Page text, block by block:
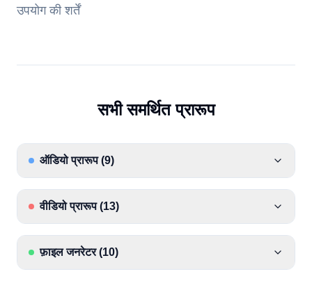
उपयोग की शर्तें
सभी समर्थित प्रारूप
ऑडियो प्रारूप(9)
वीडियो प्रारूप(13)
फ़ाइल जनरेटर(10)